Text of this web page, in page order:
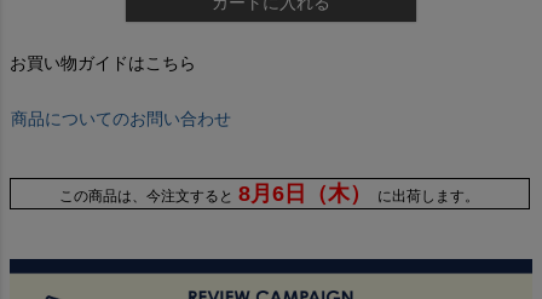
お買い物ガイドはこちら
商品についてのお問い合わせ